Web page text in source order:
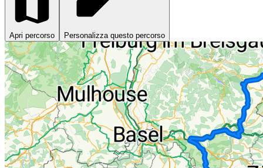
Apri percorso Personalizza questo percorso